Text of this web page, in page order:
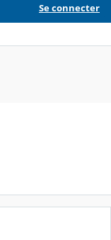
Se connecter